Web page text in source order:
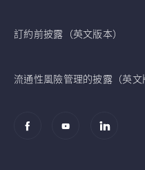
訂約前披露（英文版本）
流通性風險管理的披露（英文